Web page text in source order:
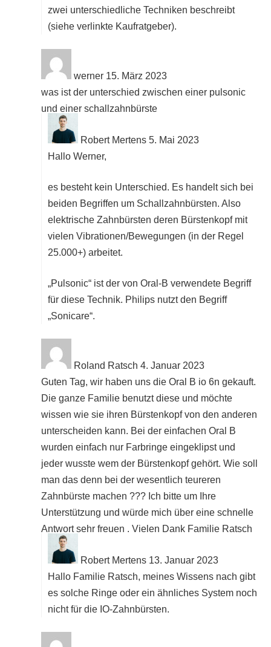
zwei unterschiedliche Techniken beschreibt
(siehe verlinkte Kaufratgeber).
werner 15. März 2023
was ist der unterschied zwischen einer pulsonic
und einer schallzahnbürste
Robert Mertens 5. Mai 2023
Hallo Werner,
es besteht kein Unterschied. Es handelt sich bei
beiden Begriffen um Schallzahnbürsten. Also
elektrische Zahnbürsten deren Bürstenkopf mit
vielen Vibrationen/Bewegungen (in der Regel
25.000+) arbeitet.
„Pulsonic“ ist der von Oral-B verwendete Begriff
für diese Technik. Philips nutzt den Begriff
„Sonicare“.
Roland Ratsch 4. Januar 2023
Guten Tag, wir haben uns die Oral B io 6n gekauft.
Die ganze Familie benutzt diese und möchte
wissen wie sie ihren Bürstenkopf von den anderen
unterscheiden kann. Bei der einfachen Oral B
wurden einfach nur Farbringe eingeklipst und
jeder wusste wem der Bürstenkopf gehört. Wie soll
man das denn bei der wesentlich teureren
Zahnbürste machen ??? Ich bitte um Ihre
Unterstützung und würde mich über eine schnelle
Antwort sehr freuen . Vielen Dank Familie Ratsch
Robert Mertens 13. Januar 2023
Hallo Familie Ratsch, meines Wissens nach gibt
es solche Ringe oder ein ähnliches System noch
nicht für die IO-Zahnbürsten.